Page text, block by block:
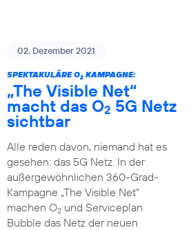
02. Dezember 2021
SPEKTAKULÄRE O2KAMPAGNE:
„The Visible Net“
macht das O2 5G Netz
sichtbar
Alle reden davon, niemand hat es
gesehen: das 5G Netz. In der
außergewöhnlichen 360-Grad-
Kampagne „The Visible Net“
machen O2und Serviceplan
Bubble das Netz der neuen